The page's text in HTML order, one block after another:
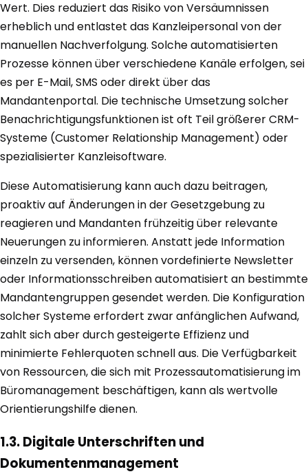
Wert. Dies reduziert das Risiko von Versäumnissen
erheblich und entlastet das Kanzleipersonal von der
manuellen Nachverfolgung. Solche automatisierten
Prozesse können über verschiedene Kanäle erfolgen, sei
es per E-Mail, SMS oder direkt über das
Mandantenportal. Die technische Umsetzung solcher
Benachrichtigungsfunktionen ist oft Teil größerer CRM-
Systeme (Customer Relationship Management) oder
spezialisierter Kanzleisoftware.
Diese Automatisierung kann auch dazu beitragen,
proaktiv auf Änderungen in der Gesetzgebung zu
reagieren und Mandanten frühzeitig über relevante
Neuerungen zu informieren. Anstatt jede Information
einzeln zu versenden, können vordefinierte Newsletter
oder Informationsschreiben automatisiert an bestimmte
Mandantengruppen gesendet werden. Die Konfiguration
solcher Systeme erfordert zwar anfänglichen Aufwand,
zahlt sich aber durch gesteigerte Effizienz und
minimierte Fehlerquoten schnell aus. Die Verfügbarkeit
von Ressourcen, die sich mit Prozessautomatisierung im
Büromanagement beschäftigen, kann als wertvolle
Orientierungshilfe dienen.
1.3. Digitale Unterschriften und
Dokumentenmanagement